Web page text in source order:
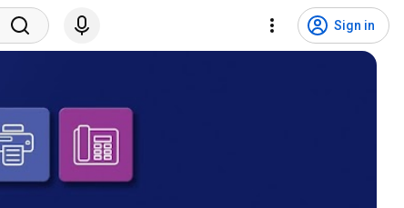
Sign in